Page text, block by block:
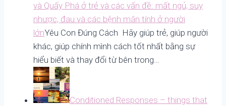
và Quấy Phá ở trẻ và các vấn đề: mất ngủ, suy
nhược, đau và các bệnh mãn tính ở người
lớnYêu Con Đúng Cách Hãy giúp trẻ, giúp người
khác, giúp chính mình cách tốt nhất bằng sự
hiểu biết và thay đổi từ bên trong…
Conditioned Responses – things that